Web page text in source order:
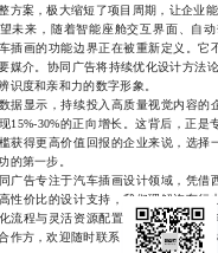
方案，极大缩短了项目周期，让企业
来，随着智能座舱交互界面、自动
插画的功能边界正在被重新定义。
媒介。协同广告将持续优化设计方法
识度和亲和力的数字形象。
显示，持续投入高质量视觉内容的
15%-30%的正向增长。这背后，正
获得更高价值回报的企业来说，选
的第一步。
告专注于汽车插画设计领域，凭借
性价比的设计支持，我们理解汽车
流程与灵活资源配置，实现成本控
作方，欢迎随时联系，微信同号